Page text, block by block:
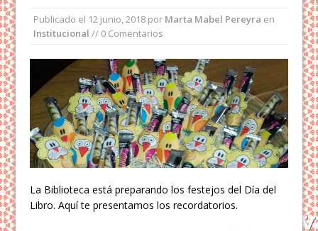
Publicado el 12 junio, 2018 por Marta Mabel Pereyra en
Institucional // 0 Comentarios
La Biblioteca está preparando los festejos del Día del
Libro. Aquí te presentamos los recordatorios.